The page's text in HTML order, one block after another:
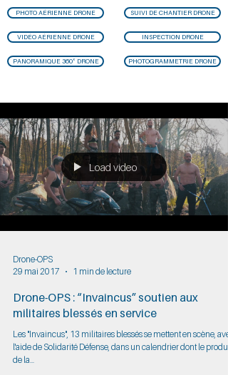
PHOTO AÉRIENNE DRONE
VIDÉO AÉRIENNE DRONE
PANORAMIQUE 360° DRONE
SUIVI DE CHANTIER DRONE
INSPECTION DRONE
PHOTOGRAMMETRIE DRONE
Load video
Drone-OPS
29 mai 2017
1 min de lecture
Drone-OPS : “Invaincus” soutien aux
militaires blessés en service
Les "Invaincus", 13 militaires blessés se mettent en scène,
l'aide de Solidarité Défense, dans un calendrier dont le produit
de la...